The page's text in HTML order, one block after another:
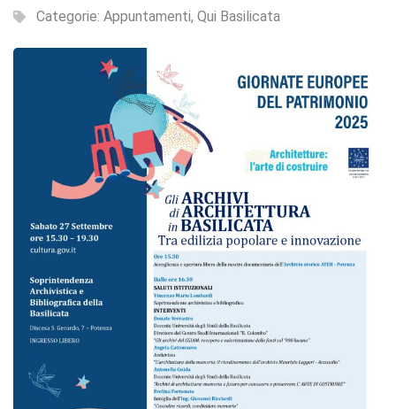
Categorie: Appuntamenti, Qui Basilicata